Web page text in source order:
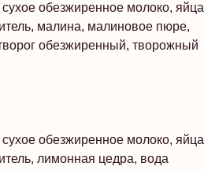
обезжиренное молоко, яйца
малина, малиновое пюре,
обезжиренный, творожный
обезжиренное молоко, яйца
лимонная цедра, вода